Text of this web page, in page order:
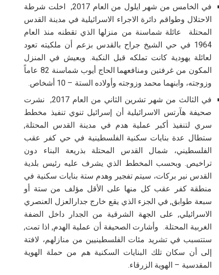
في الخامس من شهر ايلول من العام 2017, اخلت شرطة
الاحتلال وطواقم دائرة الاجراء الاسرائيلية في مدينة القدس
المحتلة عائلة شماسنة من منزلها الذي تقطنه منذ العام
1964 في حي الشيخ جراح بالقدس بزعم أن ملكيته تعود
لعائلة يهودية كانت تملكه قبل النكبة. ويعيش في المنزل
المكون من غرفتين ومنافعهما الحاج أيوب شماسنة 82 عاماً
وزوجته، وابنهما محمد وزوجته وأولاده الستة – 10 أشخاص.
في الثالث من شهر تشرين الثاني من العام 2017, نشرت
صحيفة هآرتس الاسرائيلية أن إسرائيل تنوي تنفيذ مخطط
سري لتنفيذ أكبر عملية هدم في مدينة القدس المحتلة,
ستطال عدة بنايات سكنية الفلسطينية في حي كفر عقب
الفلسطيني، شمال القدس المحتلة بذريعة البناء دون
تراخيص. وبحسب المخطط الذي يشرف عليه رئيس بلدية
القدس نير بركات، سيتم تفجير وهدم ستة بنايات سكنية في
منطقة كفر عقب كل منها على الأقل مؤلف من ستة أو
سبعة طوابق, في الجزء الذي يقع خارج جدارالعزل العنصري
الاسرائيلي, على الجهة الشرقية من الجدار داخل الضفة
الغربية المحتلة. وأشارت الصحيفة أن عملية الهدم, اذا تمت,
ستتسبب في تشريد مئات الفلسطينيين من منازلهم، لافتة
إلى أن سكان تلك البنايات السكنية هم من حملة الهوية
المقدسية – الهوية الزرقاء.